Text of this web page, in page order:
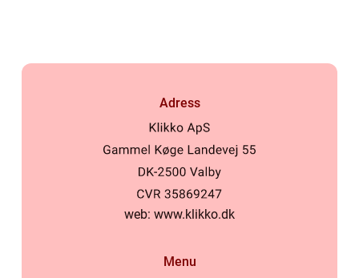
Adress
web: www.klikko.dk
Menu